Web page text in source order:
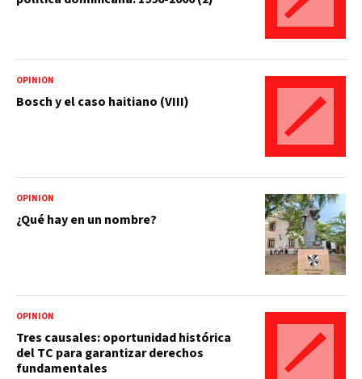
OPINIÓN
Bosch y el caso haitiano (VIII)
OPINIÓN
¿Qué hay en un nombre?
OPINIÓN
Tres causales: oportunidad histórica
del TC para garantizar derechos
fundamentales